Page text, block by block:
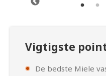
Vigtigste
De bedste Miele